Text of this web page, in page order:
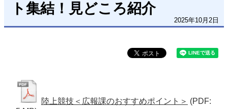
ト集結！見どころ紹介
2025年10月2日
陸上競技＜広報課のおすすめポイント＞ (PDF: